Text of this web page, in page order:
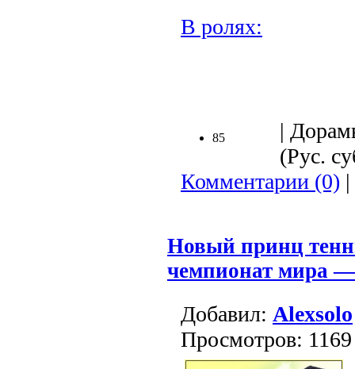
В ролях:
85
|
(Рус.
Комментарии (0) |
Новый принц
чемпионат мира
Добавил: Alexsolo
Просмотров: 1169